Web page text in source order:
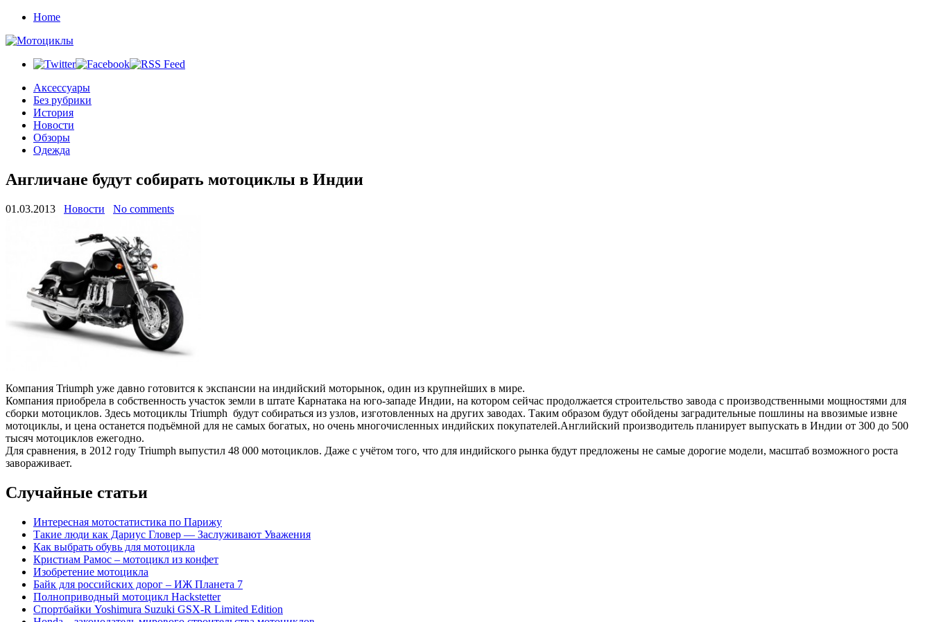
Home
Аксессуары
Без рубрики
История
Новости
Обзоры
Одежда
Англичане будут собирать мотоциклы в Индии
01.03.2013 Новости No comments
Компания Triumph уже давно готовится к экспансии на индийский моторынок, один из крупнейших в мире.
Компания приобрела в собственность участок земли в штате Карнатака на юго-западе Индии, на котором сейчас продолжается строительство завода с производственными мощностями для
сборки мотоциклов. Здесь мотоциклы Triumph будут собираться из узлов, изготовленных на других заводах. Таким образом будут обойдены заградительные пошлины на ввозимые извне
мотоциклы, и цена останется подъёмной для не самых богатых, но очень многочисленных индийских покупателей.Английский производитель планирует выпускать в Индии от 300 до 500
тысяч мотоциклов ежегодно.
Для сравнения, в 2012 году Triumph выпустил 48 000 мотоциклов. Даже с учётом того, что для индийского рынка будут предложены не самые дорогие модели, масштаб возможного роста
завораживает.
Случайные статьи
Интересная мотостатистика по Парижу
Такие люди как Дариус Гловер — Заслуживают Уважения
Как выбрать обувь для мотоцикла
Кристиам Рамос – мотоцикл из конфет
Изобретение мотоцикла
Байк для российских дорог – ИЖ Планета 7
Полноприводный мотоцикл Hackstetter
Спортбайки Yoshimura Suzuki GSX-R Limited Edition